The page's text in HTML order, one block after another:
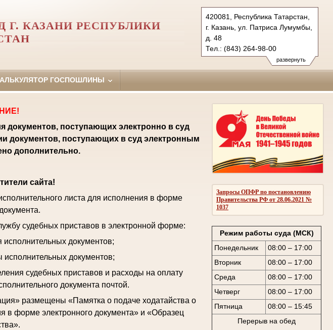
развернуть
420081, Республика Татарстан,
г. Казань, ул. Патриса Лумумбы,
д. 48
Тел.: (843) 264-98-00
sovetsky.tat@sudrf.ru
Г. КАЗАНИ РЕСПУБЛИКИ
ГОСПОШЛИНЫ
Запросы ОПФР по постановлению
Правительства РФ от 28.06.2021 №
1037
Режим работы суда (МСК)
Понедельник
08:00 – 17:00
Вторник
08:00 – 17:00
Среда
08:00 – 17:00
Четверг
08:00 – 17:00
Пятница
08:00 – 15:45
Перерыв на обед
документов, поступающих электронно в суд
документов, поступающих в суд электронным
дополнительно.
сайта!
листа для исполнения в форме
судебных приставов в электронной форме:
исполнительных документов;
исполнительных документов;
судебных приставов и расходы на оплату
документа почтой.
размещены «Памятка о подаче ходатайства о
в форме электронного документа» и «Образец